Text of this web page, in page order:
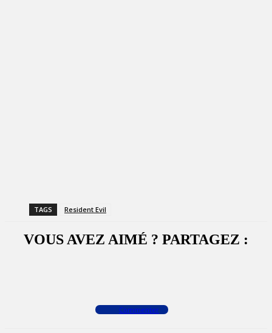
TAGS Resident Evil
VOUS AVEZ AIMÉ ? PARTAGEZ :
Commenter